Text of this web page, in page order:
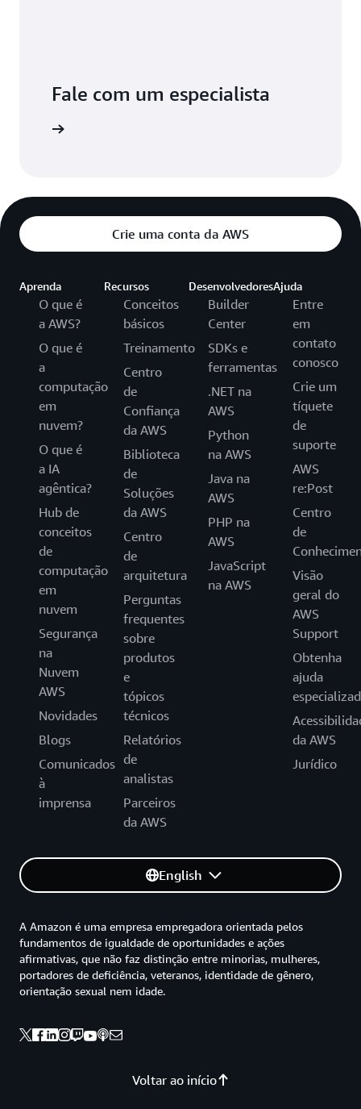
Fale com um especialista
Crie uma conta da AWS
Aprenda
O que é
a AWS?
O que é
a
computação
em
nuvem?
O que é
a IA
agêntica?
Hub de
conceitos
de
computação
em
nuvem
Segurança
na
Nuvem
AWS
Novidades
Blogs
Comunicados
à
imprensa
Recursos
Conceitos
básicos
Treinamento
Centro
de
Confiança
da AWS
Biblioteca
de
Soluções
da AWS
Centro
de
arquitetura
Perguntas
frequentes
sobre
produtos
e
tópicos
técnicos
Relatórios
de
analistas
Parceiros
da AWS
Desenvolvedores
Builder
Center
SDKs e
ferramentas
.NET na
AWS
Python
na AWS
Java na
AWS
PHP na
AWS
JavaScript
na AWS
Ajuda
Entre
em
contato
conosco
Crie um
tíquete
de
suporte
AWS
re:Post
Centro
de
Visão
geral do
AWS
Support
Obtenha
ajuda
da AWS
Jurídico
English
Voltar ao início
A Amazon é uma empresa empregadora orientada pelos
fundamentos de igualdade de oportunidades e ações
afirmativas, que não faz distinção entre minorias, mulheres,
portadores de deficiência, veteranos, identidade de gênero,
orientação sexual nem idade.